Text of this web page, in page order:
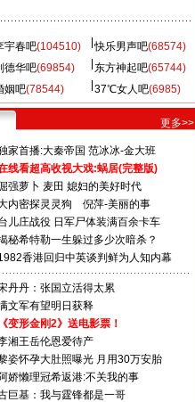
宇春吧(104510) 快乐男声吧(68574)
德华吧(69854) 东方神起吧(65744)
姻吧(78544) 37℃女人吧(6985)
更多>>
家首播:大秦帝国 范冰冰-金大班
线看超高收视大戏:蜗居(完整版)
强萝卜 麦田 媳妇的美好时代
内密探灵灵狗
倪萍-美丽的事
儿庄战役 日军尸体装满百余卡车
秘希特勒一生躲过多少次暗杀？
香港回归中英谈判鲜为人知内幕
丹丹：张国立活得太累
文军有望明日获释
《变形金刚2》送电影票！
湘王岳伦恩爱待产
姿怀孕大肚照曝光 月用30万安胎
娇懒理冠希返港:不关我的事
巨基：我与霆锋都是一哥